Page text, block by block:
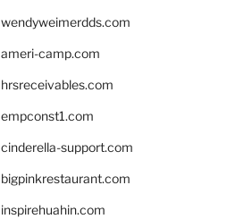
wendyweimerdds.com
ameri-camp.com
hrsreceivables.com
empconst1.com
cinderella-support.com
bigpinkrestaurant.com
inspirehuahin.com